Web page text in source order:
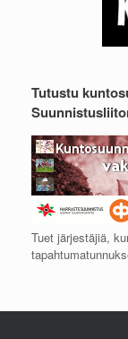
Tutustu
Tuet järjestäjiä,